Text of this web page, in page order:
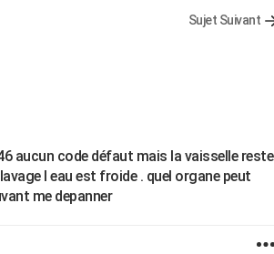
Sujet Suivant
aucun code défaut mais la vaisselle reste
l eau est froide . quel organe peut
me depanner